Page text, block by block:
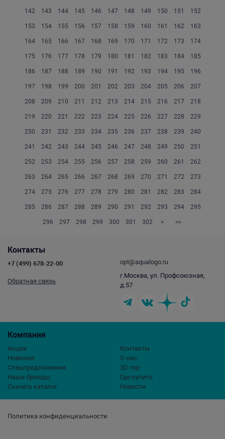
142 143 144 145 146 147 148 149 150 151 152
153 154 155 156 157 158 159 160 161 162 163
164 165 166 167 168 169 170 171 172 173 174
175 176 177 178 179 180 181 182 183 184 185
186 187 188 189 190 191 192 193 194 195 196
197 198 199 200 201 202 203 204 205 206 207
208 209 210 211 212 213 214 215 216 217 218
219 220 221 222 223 224 225 226 227 228 229
230 231 232 233 234 235 236 237 238 239 240
241 242 243 244 245 246 247 248 249 250 251
252 253 254 255 256 257 258 259 260 261 262
263 264 265 266 267 268 269 270 271 272 273
274 275 276 277 278 279 280 281 282 283 284
285 286 287 288 289 290 291 292 293 294 295
296 297 298 299 300 301 302 > >>
Политика конфиденциальности
Компания
Акции
Новинки
Спецпредложения
Наши бренды
Скачать каталог
Контакты
О нас
3D-тур
Где купить
Новости
Контакты
+7 (499) 678-22-00
Обратная связь
opt@aqualogo.ru
г.Москва, ул. Профсоюзная,
д.57